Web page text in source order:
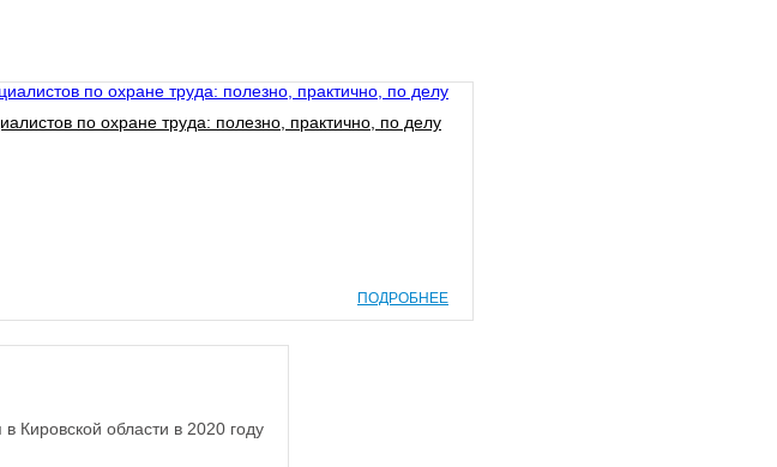
по охране труда: полезно, практично, по делу
ПОДРОБНЕЕ
Кировской области в 2020 году